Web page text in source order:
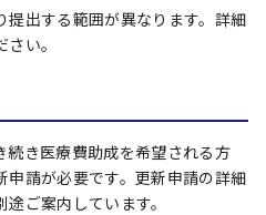
提出する範囲が異なります。詳細
い。
続き医療費助成を希望される方
申請が必要です。更新申請の詳細
ご案内しています。